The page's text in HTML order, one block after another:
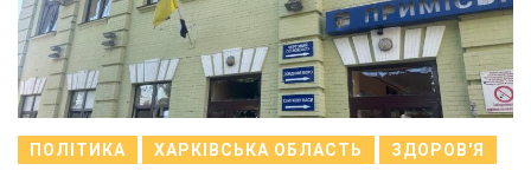
ПОЛІТИКА ХАРКІВСЬКА ОБЛАСТЬ ЗДОРОВ'Я